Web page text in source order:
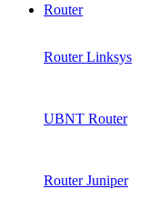
Router
Router Linksys
UBNT Router
Router Juniper